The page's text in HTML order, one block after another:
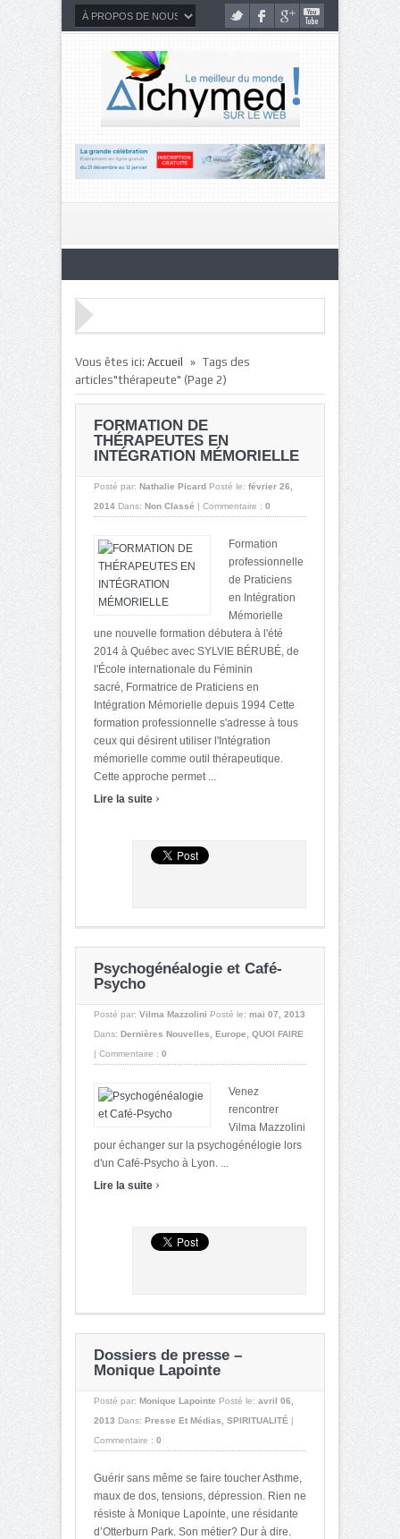
Vous êtes ici: Accueil » Tags des
articles"thérapeute" (Page 2)
FORMATION DE
THÉRAPEUTES EN
INTÉGRATION MÉMORIELLE
Posté par: Nathalie Picard Posté le: février 26,
2014 Dans: Non Classé | Commentaire : 0
Formation
professionnelle
de Praticiens
en Intégration
Mémorielle
une nouvelle formation débutera à l'été
2014 à Québec avec SYLVIE BÉRUBÉ, de
l'École internationale du Féminin
sacré, Formatrice de Praticiens en
Intégration Mémorielle depuis 1994 Cette
formation professionnelle s'adresse à tous
ceux qui désirent utiliser l'Intégration
mémorielle comme outil thérapeutique.
Cette approche permet ...
Lire la suite ›
Psychogénéalogie et Café-
Psycho
Posté par: Vilma Mazzolini Posté le: mai 07, 2013
Dans: Dernières Nouvelles Europe
QUOI FAIRE
| Commentaire : 0
Venez
rencontrer
Vilma Mazzolini
pour échanger sur la psychogénélogie lors
d'un Café-Psycho à Lyon. ...
Lire la suite ›
Dossiers de presse –
Monique Lapointe
Posté par: Monique Lapointe Posté le: avril 06,
2013 Dans: Presse Et Médias SPIRITUALITÉ |
Commentaire : 0
Guérir sans même se faire toucher Asthme,
maux de dos, tensions, dépression. Rien ne
résiste à Monique Lapointe, une résidante
d’Otterburn Park. Son métier? Dur à dire.